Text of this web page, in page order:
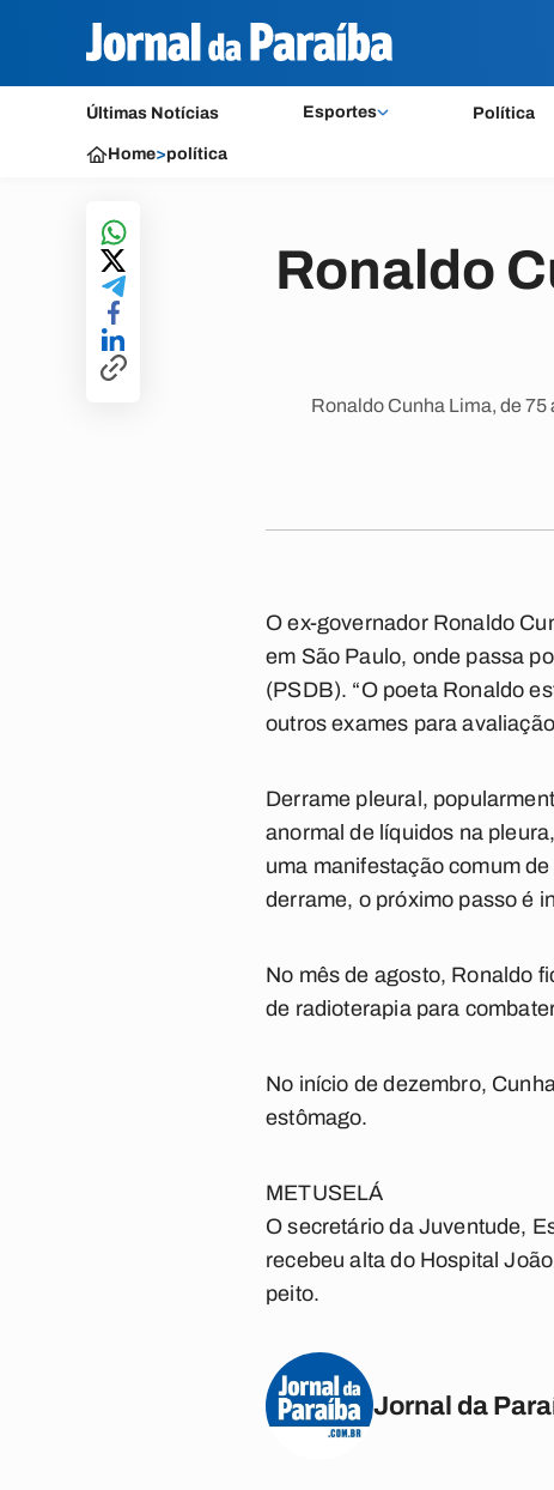
Últimas Notícias Esportes Política
Home>política
Ronaldo
Ronaldo Cunha Lima, de
O ex-governador Ronaldo
em São Paulo, onde passa
(PSDB). “O poeta Ronaldo
outros exames para
Derrame pleural,
anormal de líquidos na
uma manifestação comum
derrame, o próximo passo é
No mês de agosto, Ronaldo
de radioterapia para
No início de dezembro,
estômago.
METUSELÁ
O secretário da Juventude,
recebeu alta do Hospital
peito.
Jornal da